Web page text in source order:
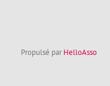
Propulsé par HelloAsso